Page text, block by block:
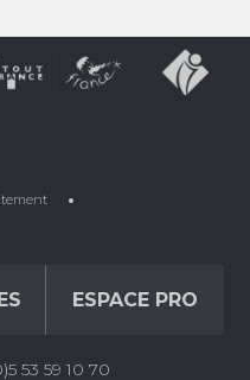
ESPACE PRO
53 59 10 70